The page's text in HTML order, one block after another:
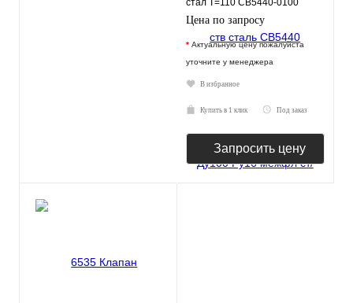
стал T=110 CB5440-0100
Tecofi
Цена по запросу
* Актуальную цену пожалуйста
уточните у менеджера
В избранное
Купить в 1 клик Под заказ
Запросить цену